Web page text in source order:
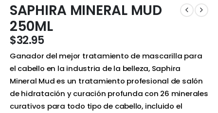
SAPHIRA MINERAL MUD
250ML
$32.95
Ganador del mejor tratamiento de mascarilla para
el cabello en la industria de la belleza, Saphira
Mineral Mud es un tratamiento profesional de salón
de hidratación y curación profunda con 26 minerales
curativos para todo tipo de cabello, incluido el